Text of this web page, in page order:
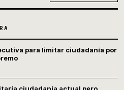
para limitar ciudadanía por